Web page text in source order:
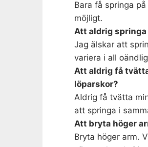
Bara få springa
möjligt.
Att aldrig
Jag älskar att
variera i all
Att aldrig få
löparskor?
Aldrig få tvätta
att springa i
Att bryta höger
Bryta höger arm.